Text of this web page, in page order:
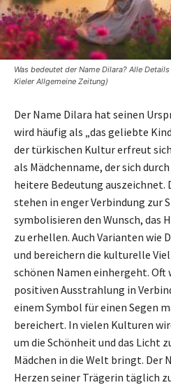
Was bedeutet der Name Dilara? Alle
Kieler Allgemeine Zeitung)
Der Name Dilara hat seinen
wird häufig als „das geliebte
der türkischen Kultur erfreut
als Mädchenname, der sich
heitere Bedeutung auszeichnet.
stehen in enger Verbindung zur
symbolisieren den Wunsch, das
zu erhellen. Auch Varianten wie
und bereichern die kulturelle
schönen Namen einhergeht.
positiven Ausstrahlung in
einem Symbol für einen Segen
bereichert. In vielen Kulturen
um die Schönheit und das Licht
Mädchen in die Welt bringt. Der
Herzen seiner Trägerin täglich